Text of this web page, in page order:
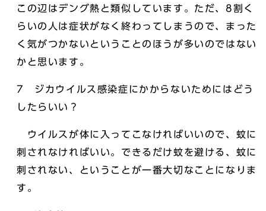
この辺はデング熱と類似しています。ただ、8割く
らいの人は症状がなく終わってしまうので、まった
く気がつかないということのほうが多いのではない
かと思います。
7 ジカウイルス感染症にかからないためにはどう
したらいい？
ウイルスが体に入ってこなければいいので、蚊に
刺されなければいい。できるだけ蚊を避ける、蚊に
刺されない、ということが一番大切なことになりま
す。